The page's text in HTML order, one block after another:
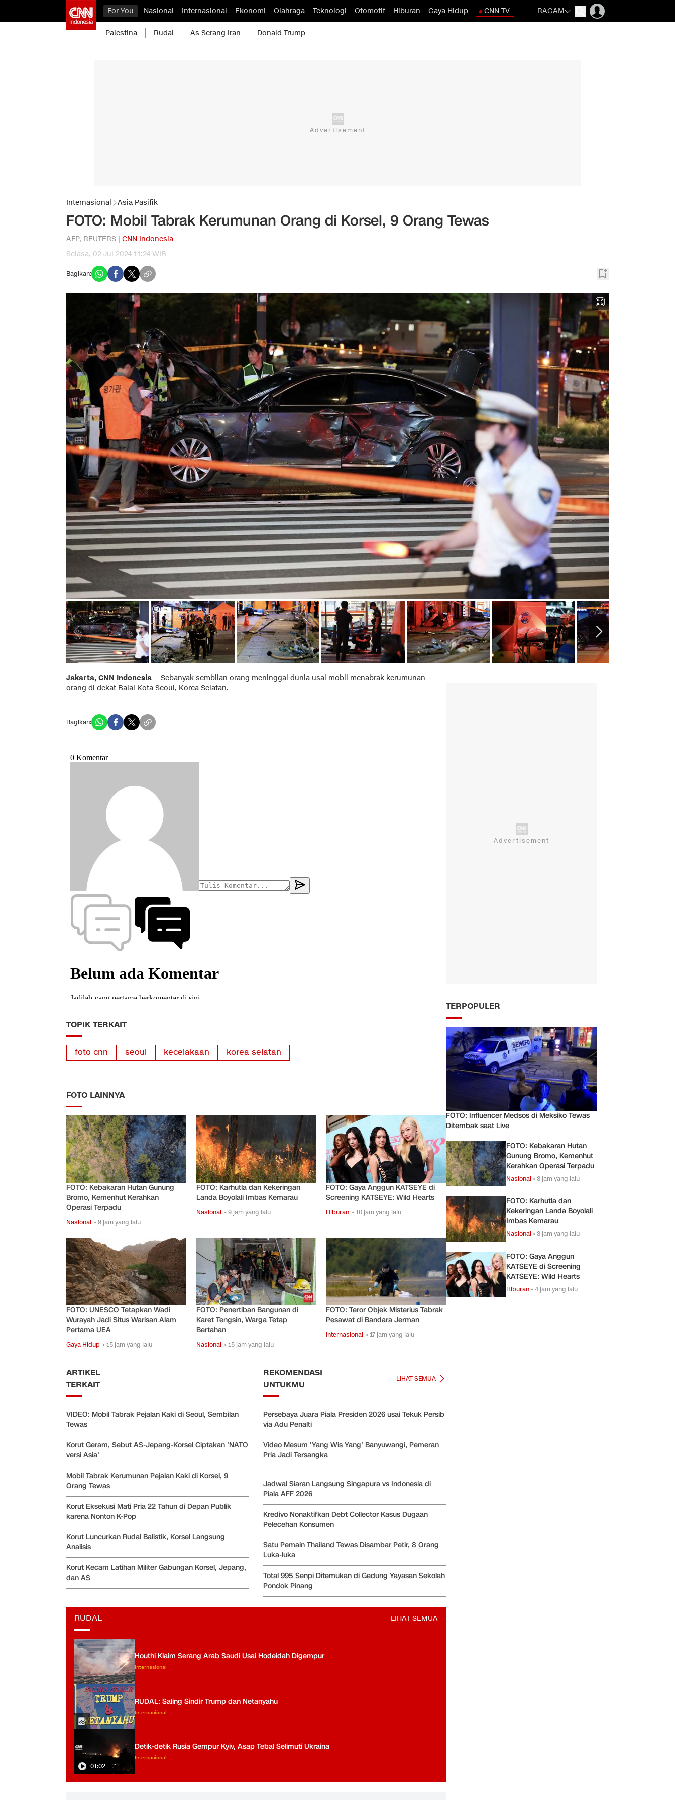
For You Nasional Internasional Ekonomi Olahraga Teknologi Otomotif Hiburan Gaya Hidup CNN TV RAGAM
Palestina Rudal As Serang Iran Donald Trump
Internasional Asia Pasifik
FOTO: Mobil Tabrak Kerumunan Orang di Korsel, 9 Orang Tewas
AFP, REUTERS | CNN Indonesia
Selasa, 02 Jul 2024 11:24 WIB
Bagikan:
Jakarta, CNN Indonesia -- Sebanyak sembilan orang meninggal dunia usai mobil menabrak kerumunan
orang di dekat Balai Kota Seoul, Korea Selatan.
Bagikan:
TOPIK TERKAIT
foto cnn seoul kecelakaan korea selatan
FOTO LAINNYA
FOTO: Kebakaran Hutan Gunung
Bromo, Kemenhut Kerahkan
Operasi Terpadu
Nasional • 9 jam yang lalu
FOTO: Karhutla dan Kekeringan
Landa Boyolali Imbas Kemarau
Nasional • 9 jam yang lalu
FOTO: Gaya Anggun KATSEYE di
Screening KATSEYE: Wild Hearts
Hiburan • 10 jam yang lalu
FOTO: UNESCO Tetapkan Wadi
Wurayah Jadi Situs Warisan Alam
Pertama UEA
Gaya Hidup • 15 jam yang lalu
FOTO: Penertiban Bangunan di
Karet Tengsin, Warga Tetap
Bertahan
Nasional • 15 jam yang lalu
FOTO: Teror Objek Misterius Tabrak
Pesawat di Bandara Jerman
Internasional • 17 jam yang lalu
ARTIKEL
TERKAIT
VIDEO: Mobil Tabrak Pejalan Kaki di Seoul, Sembilan
Tewas
Korut Geram, Sebut AS-Jepang-Korsel Ciptakan 'NATO
versi Asia'
Mobil Tabrak Kerumunan Pejalan Kaki di Korsel, 9
Orang Tewas
Korut Eksekusi Mati Pria 22 Tahun di Depan Publik
karena Nonton K-Pop
Korut Luncurkan Rudal Balistik, Korsel Langsung
Analisis
Korut Kecam Latihan Militer Gabungan Korsel, Jepang,
dan AS
REKOMENDASI
UNTUKMU
LIHAT SEMUA
Persebaya Juara Piala Presiden 2026 usai Tekuk Persib
via Adu Penalti
Video Mesum 'Yang Wis Yang' Banyuwangi, Pemeran
Pria Jadi Tersangka
Jadwal Siaran Langsung Singapura vs Indonesia di
Piala AFF 2026
Kredivo Nonaktifkan Debt Collector Kasus Dugaan
Pelecehan Konsumen
Satu Pemain Thailand Tewas Disambar Petir, 8 Orang
Luka-luka
Total 995 Senpi Ditemukan di Gedung Yayasan Sekolah
Pondok Pinang
RUDAL LIHAT SEMUA
Houthi Klaim Serang Arab Saudi Usai Hodeidah Digempur
Internasional
RUDAL: Saling Sindir Trump dan Netanyahu
Internasional
01:02
Detik-detik Rusia Gempur Kyiv, Asap Tebal Selimuti Ukraina
Internasional
TERPOPULER
FOTO: Influencer Medsos di Meksiko Tewas
Ditembak saat Live
FOTO: Kebakaran Hutan
Gunung Bromo, Kemenhut
Kerahkan Operasi Terpadu
Nasional •3 jam yang lalu
FOTO: Karhutla dan
Kekeringan Landa Boyolali
Imbas Kemarau
Nasional •3 jam yang lalu
FOTO: Gaya Anggun
KATSEYE di Screening
KATSEYE: Wild Hearts
Hiburan •4 jam yang lalu